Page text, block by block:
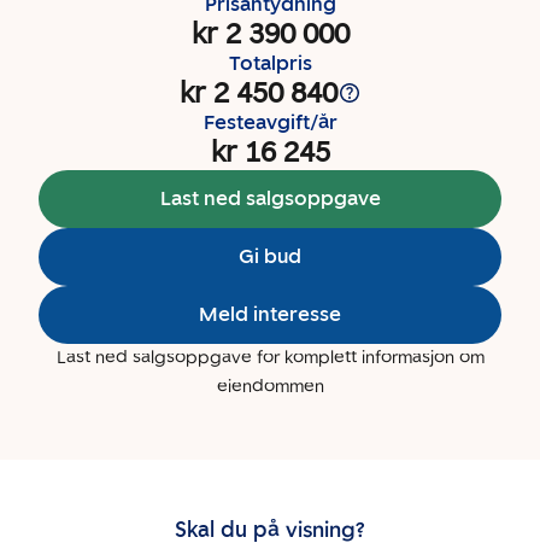
kr 2 390 000
Totalpris
kr 2 450 840
Festeavgift/år
kr 16 245
Last ned salgsoppgave
Gi bud
Meld interesse
Last ned salgsoppgave for komplett informasjon om
eiendommen
Skal du på visning?